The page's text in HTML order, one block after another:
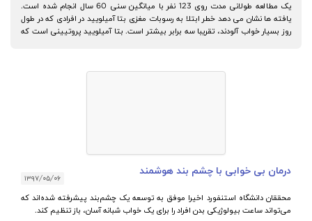
یک مطالعه طولانی مدت روی 123 نفر با میانگین سنی 60 سال انجام شده است.
یافته ها نشان می دهد خطر ابتلا به رسوبات مغزی بتا آمیلویید در افرادی که در طول
روز بسیار خواب آلودند، تقریبا سه برابر بیشتر است. بتا آمیلویید پروتیینی است که
درمان بی خوابی با چشم بند هوشمند
۱۳۹۷/۰۵/۰۶
محققان دانشگاه استنفورد اخیرا موفق به توسعه یک چشم‌بند پیشرفته شده‌اند که
می‌تواند ساعت بیولوژیکی بدن افراد را برای یک خواب شبانه آسان، باز تنظیم کند.